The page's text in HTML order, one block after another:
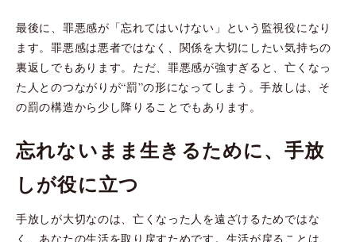
最後に、罪悪感が「忘れてはいけない」という監視役になり
ます。罪悪感は悪者ではなく、関係を大切にしたい気持ちの
裏返しでもあります。ただ、罪悪感が強すぎると、亡くなっ
た人とのつながりが“罰”の形になってしまう。手放しは、そ
の罰の構造から少し降りることでもあります。
忘れないまま生きるために、手放
しが役に立つ
手放しが大切なのは、亡くなった人を遠ざけるためではな
く、あなたの生活を取り戻すためです。生活が戻ることは、